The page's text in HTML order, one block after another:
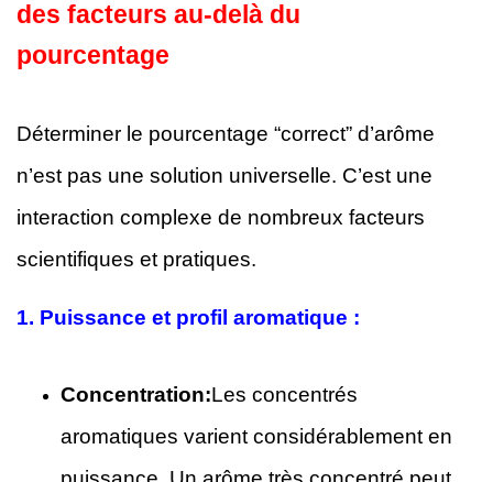
des facteurs au-delà du
pourcentage
Déterminer le pourcentage “correct” d’arôme
n’est pas une solution universelle. C’est une
interaction complexe de nombreux facteurs
scientifiques et pratiques.
1. Puissance et profil aromatique :
Concentration:Les concentrés
aromatiques varient considérablement en